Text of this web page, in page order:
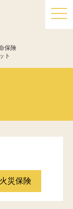
保険
ト
火災保険